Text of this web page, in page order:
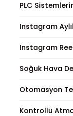
PLC
Instagram
Instagram
Soğuk Hava
Otomasyon
Kontrollü